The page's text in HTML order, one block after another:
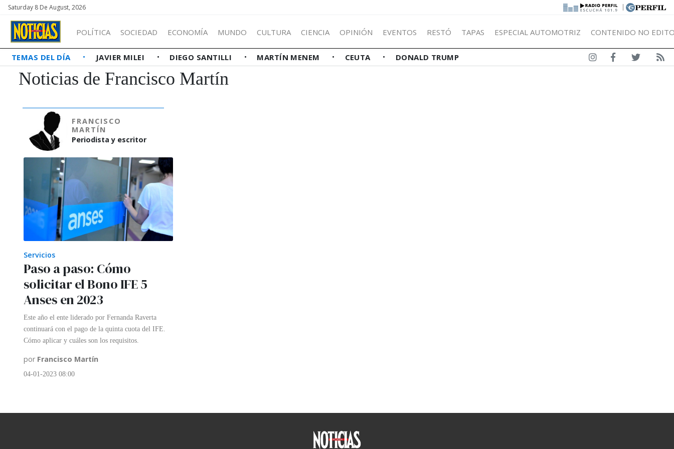
Saturday 8 De August, 2026 |
POLÍTICA SOCIEDAD ECONOMÍA MUNDO CULTURA CIENCIA OPINIÓN EVENTOS RESTÓ TAPAS ESPECIAL AUTOMOTRIZ CONTENIDO NO
TEMAS DEL DÍA JAVIER MILEI DIEGO SANTILLI MARTÍN MENEM CEUTA DONALD TRUMP
Noticias de Francisco Martín
FRANCISCO
MARTÍN
Periodista y escritor
Servicios
Paso a paso: Cómo
solicitar el Bono IFE 5
Anses en 2023
Este año el ente liderado por Fernanda Raverta
continuará con el pago de la quinta cuota del IFE.
Cómo aplicar y cuáles son los requisitos.
por Francisco Martín
04-01-2023 08:00